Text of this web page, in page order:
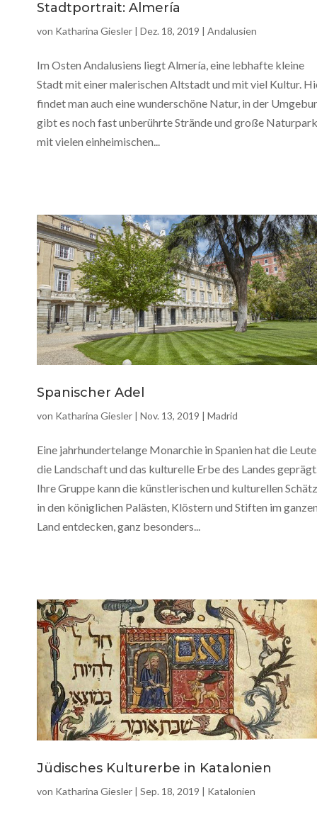
Stadtportrait: Almería
von Katharina Giesler Dez. 18, 2019 Andalusien
Im Osten Andalusiens liegt Almería, eine lebhafte kleine
Stadt mit einer malerischen Altstadt und mit viel Kultur.
findet man auch eine wunderschöne Natur, in der
gibt es noch fast unberührte Strände und große
mit vielen einheimischen...
Spanischer Adel
von Katharina Giesler | Nov. 13, 2019 | Madrid
Eine jahrhundertelange Monarchie in Spanien hat die
die Landschaft und das kulturelle Erbe des Landes
Ihre Gruppe kann die künstlerischen und kulturellen
in den königlichen Palästen, Klöstern und Stiften im
Land entdecken, ganz besonders...
Jüdisches Kulturerbe in Katalonien
von Katharina Giesler | Sep. 18, 2019 | Katalonien